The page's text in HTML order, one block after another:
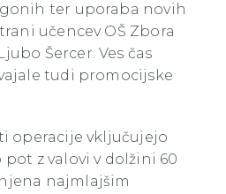
ter uporaba novih
učencev OŠ Zbora
Šercer. Ves čas
tudi promocijske
operacije vključujejo
z valovi v dolžini 60
najmlajšim